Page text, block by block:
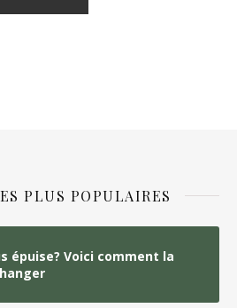
PLUS POPULAIRES
épuise? Voici comment la